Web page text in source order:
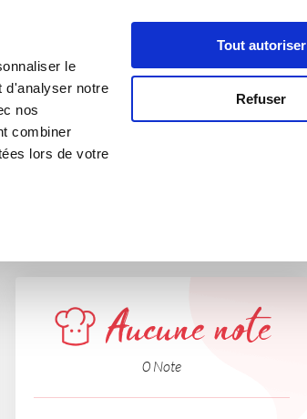
le
d'analyser notre
nos
combiner
lors de votre
Tout autoriser
Refuser
Se connecter
Pâques
Aucune note
0 Note